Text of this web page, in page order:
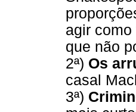
agir
que não
2ª) Os
casal
3ª)